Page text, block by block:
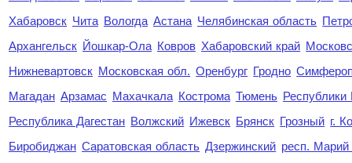
Хабаровск Чита Вологда Астана Челябинская область
Архангельск Йошкар-Ола Ковров Хабаровский край
Нижневартовск Московская обл. Оренбург Гродно
Магадан Арзамас Махачкала Кострома Тюмень Республики
Республика Дагестан Волжский Ижевск Брянск Грозный г.
Биробиджан Саратовская область Дзержинский респ.